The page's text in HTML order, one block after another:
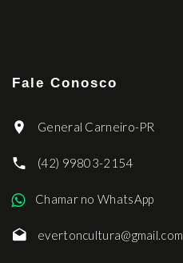
Fale Conosco
General Carneiro-PR
(42) 99803-2154
Chamar no WhatsApp
evertoncultura@gmail.com